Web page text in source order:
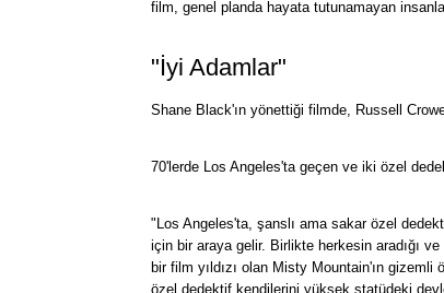
film, genel planda hayata tutunamayan
"İyi Adamlar"
Shane Black'ın yönettiği filmde, Russell
70'lerde Los Angeles'ta geçen ve iki özel
"Los Angeles'ta, şanslı ama sakar özel
için bir araya gelir. Birlikte herkesin aradığı
bir film yıldızı olan Misty Mountain'ın
özel dedektif kendilerini yüksek statüdeki